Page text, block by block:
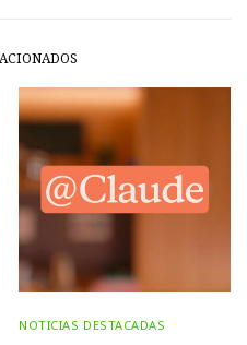
NOTICIAS DESTACADAS